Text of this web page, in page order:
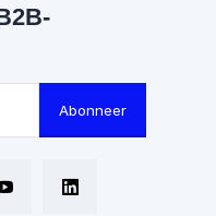
Abonneer